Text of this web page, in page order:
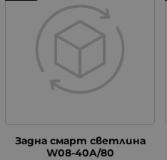
Задна смарт светлина
W08-40A/80